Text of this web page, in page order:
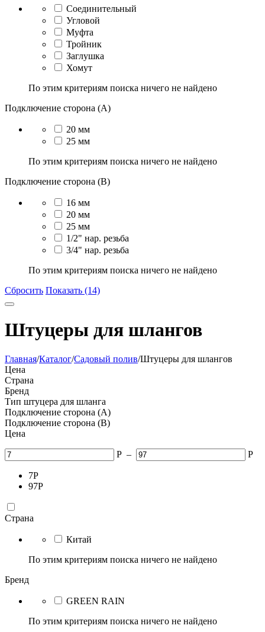
Соединительный
Угловой
Муфта
Тройник
Заглушка
Хомут
По этим критериям поиска ничего не найдено
Подключение сторона (A)
20 мм
25 мм
По этим критериям поиска ничего не найдено
Подключение сторона (B)
16 мм
20 мм
25 мм
1/2" нар. резьба
3/4" нар. резьба
По этим критериям поиска ничего не найдено
Сбросить Показать (14)
Штуцеры для шлангов
Главная/Каталог/Садовый полив/Штуцеры для шлангов
Цена
Страна
Бренд
Тип штуцера для шланга
Подключение сторона (A)
Подключение сторона (B)
Цена
Р – Р
7Р
97Р
Страна
Китай
По этим критериям поиска ничего не найдено
Бренд
GREEN RAIN
По этим критериям поиска ничего не найдено